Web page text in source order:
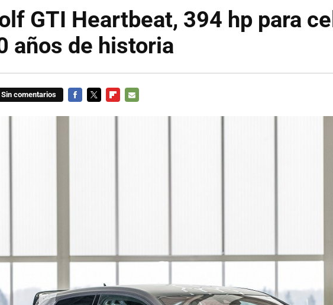
GTI Heartbeat, 394 hp para
años de historia
Sin comentarios